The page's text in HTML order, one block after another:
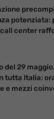
potenziata:
center
del 29
tutta Italia:
e mezzi